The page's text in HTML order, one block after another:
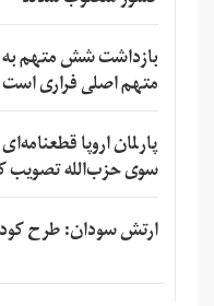
بازداشت شش متهم
متهم اصلی فراری است
پارلمان اروپا
سوی حزب‌الله تصویب
ارتش سودان: طرح